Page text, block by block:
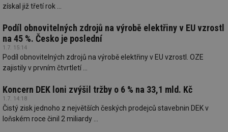
získal již třetí rok ...
Podíl obnovitelných zdrojů na výrobě elektřiny v EU vzrostl
na 45 %. Česko je poslední
1.7. 15:14
Podíl obnovitelných zdrojů na výrobě elektřiny v EU vzrostl. OZE
zajistily v prvním čtvrtletí ...
Koncern DEK loni zvýšil tržby o 6 % na 33,1 mld. Kč
1.7. 14:18
Čistý zisk jednoho z největších českých prodejců stavebnin DEK v
loňském roce činil 2 miliardy ...
Nezbytně nutné soubory
Výkonové soubory
Nezařazené soubory
Nezbytně nutné soubory cookie umožňují základní
funkce webových stránek, jako je přihlášení
uživatele a správa účtu. Webové stránky nelze bez